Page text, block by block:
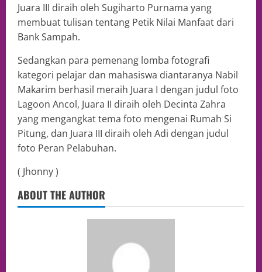
Juara III diraih oleh Sugiharto Purnama yang
membuat tulisan tentang Petik Nilai Manfaat dari
Bank Sampah.
Sedangkan para pemenang lomba fotografi
kategori pelajar dan mahasiswa diantaranya Nabil
Makarim berhasil meraih Juara I dengan judul foto
Lagoon Ancol, Juara II diraih oleh Decinta Zahra
yang mengangkat tema foto mengenai Rumah Si
Pitung, dan Juara III diraih oleh Adi dengan judul
foto Peran Pelabuhan.
( Jhonny )
ABOUT THE AUTHOR